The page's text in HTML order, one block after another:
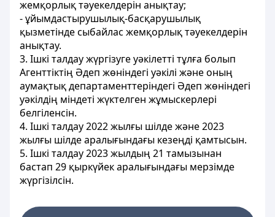
жемқорлық тәуекелдерін анықтау;
- ұйымдастырушылық-басқарушылық
қызметінде сыбайлас жемқорлық тәуекелдерін
анықтау.
3. Ішкі талдау жүргізуге уәкілетті тұлға болып
Агенттіктің Әдеп жөніндегі уәкілі және оның
аумақтық департаменттеріндегі Әдеп жөніндегі
уәкілдің міндеті жүктелген жұмыскерлері
белгіленсін.
4. Ішкі талдау 2022 жылғы шілде және 2023
жылғы шілде аралығындағы кезеңді қамтысын.
5. Ішкі талдау 2023 жылдың 21 тамызынан
бастап 29 қыркүйек аралығындағы мерзімде
жүргізілсін.